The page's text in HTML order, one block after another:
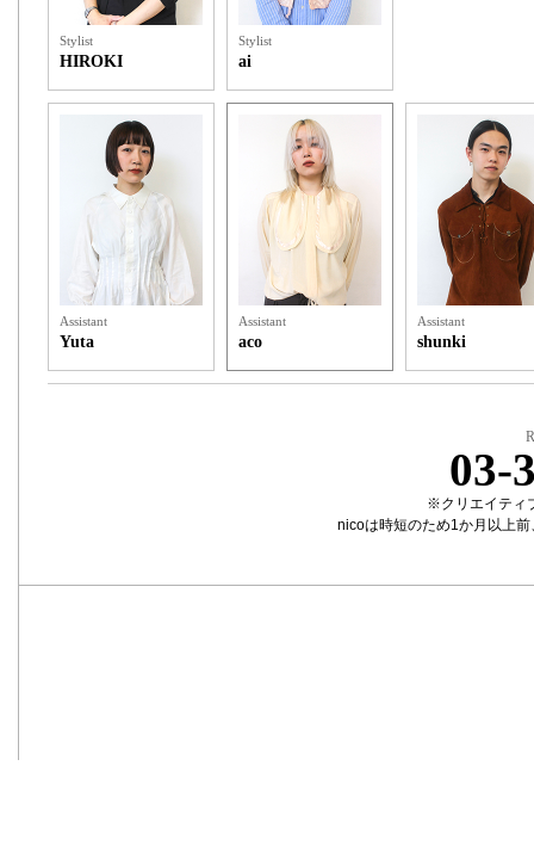
Stylist
HIROKI
Stylist
ai
Assistant
Yuta
Assistant
aco
Assistant
shunki
03-
※クリエイティ
nicoは時短のため1か月以上